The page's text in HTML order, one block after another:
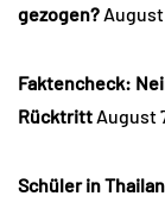
gezogen?
Faktencheck:
Rücktritt August
Schüler in